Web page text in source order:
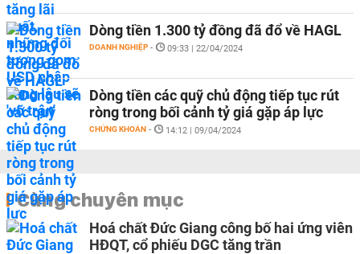
Dòng tiền 1.300 tỷ đồng đã đổ về HAGL
DOANH NGHIỆP - 09:33 | 22/04/2024
Dòng tiền các quỹ chủ động tiếp tục rút
ròng trong bối cảnh tỷ giá gặp áp lực
CHỨNG KHOÁN - 14:12 | 09/04/2024
Cùng chuyên mục
Hoá chất Đức Giang công bố hai ứng viên
HĐQT, cổ phiếu DGC tăng trần